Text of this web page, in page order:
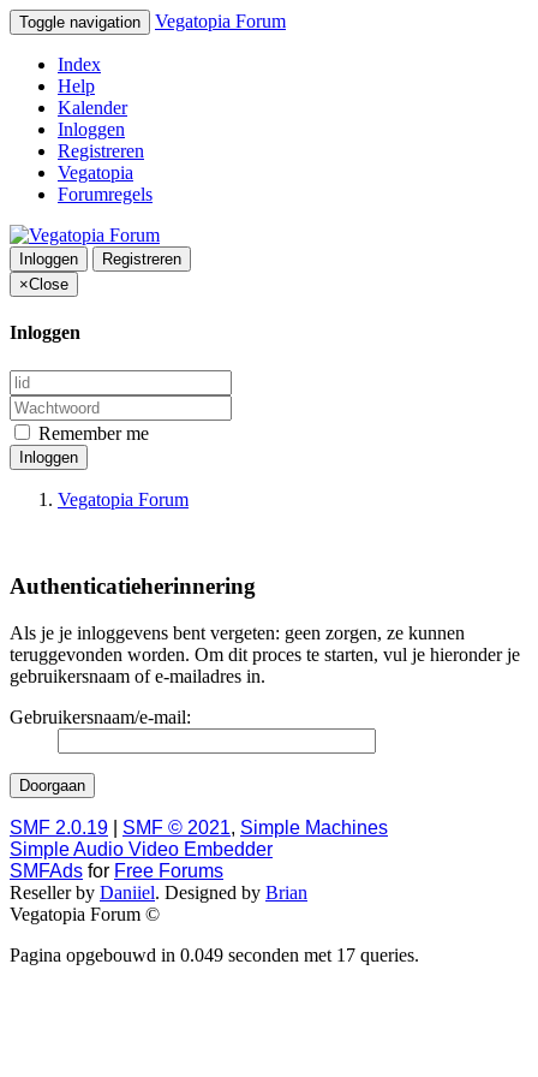
Toggle navigation Vegatopia Forum
Index
Help
Kalender
Inloggen
Registreren
Vegatopia
Forumregels
Inloggen
Registreren
×Close
Inloggen
Remember me
Inloggen
Vegatopia Forum
Authenticatieherinnering
Als je je inloggevens bent vergeten: geen zorgen, ze kunnen
teruggevonden worden. Om dit proces te starten, vul je hieronder je
gebruikersnaam of e-mailadres in.
Gebruikersnaam/e-mail:
SMF 2.0.19 SMF © 2021, Simple Machines
Simple Audio Video Embedder
SMFAds for Free Forums
Reseller by Daniiel. Designed by Brian
Vegatopia Forum ©
Pagina opgebouwd in 0.049 seconden met 17 queries.